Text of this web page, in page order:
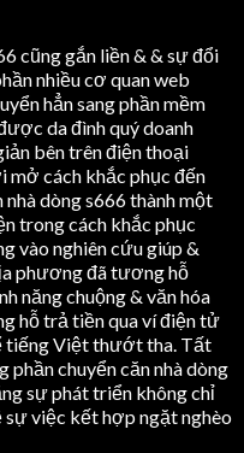
cũng gắn liền & & sự đổi
nhiều cơ quan web
hẳn sang phần mềm
da đình quý doanh
bên trên điện thoại
mở cách khắc phục đến
dòng s666 thành một
trong cách khắc phục
vào nghiên cứu giúp &
phương đã tương hỗ
năng chuộng & văn hóa
hỗ trả tiền qua ví điện tử
tiếng Việt thướt tha. Tất
phần chuyển căn nhà dòng
sự phát triển không chỉ
sự việc kết hợp ngặt nghèo